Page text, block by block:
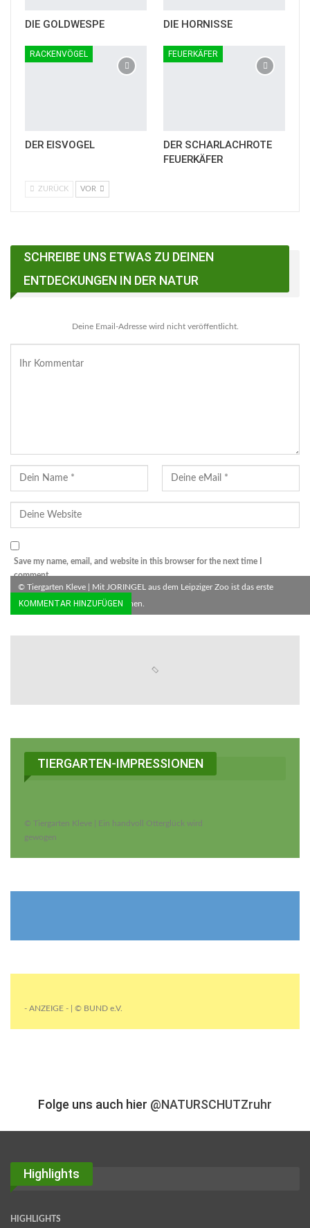
© Tiergarten Kleve | Mit JORINGEL aus dem Leipziger Zoo ist das erste
Schwarzrückenaguti angekommen.
DIE GOLDWESPE DIE HORNISSE
RACKENVÖGEL
DER EISVOGEL
FEUERKÄFER
DER SCHARLACHROTE
FEUERKÄFER
ZURÜCK VOR
SCHREIBE UNS ETWAS ZU DEINEN
ENTDECKUNGEN IN DER NATUR
Deine Email-Adresse wird nicht veröffentlicht.
Save my name, email, and website in this browser for the next time I
comment.
TIERGARTEN-IMPRESSIONEN
© Tiergarten Kleve | Ein handvoll Otterglück wird
gewogen
- ANZEIGE - | © BUND e.V.
Folge uns auch hier @NATURSCHUTZruhr
Highlights
HIGHLIGHTS